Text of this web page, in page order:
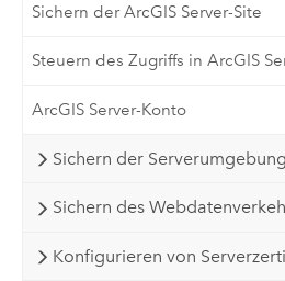
Sichern der ArcGIS Server-Site
Steuern des Zugriffs in ArcGIS
ArcGIS Server-Konto
Sichern der Serverumgebung
Sichern des
Konfigurieren von